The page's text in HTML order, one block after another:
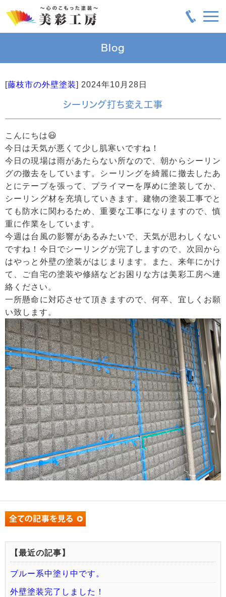
Blog
[藤枝市の外壁塗装] 2024年10月28日
シーリング打ち変え工事
こんにちは😃
今日は天気が悪くて少し肌寒いですね！
今日の現場は雨があたらない所なので、朝からシーリン
グの撤去をしています。シーリングを綺麗に撤去したあ
とにテープを張って、プライマーを厚めに塗装してか、
シーリング材を充填していきます。建物の塗装工事でと
ても防水に関わるため、重要な工事になりますので、慎
重に作業をしています。
今週は台風の影響があるみたいで、天気が思わしくない
ですね！今日でシーリングが完了しますので、次回から
はやっと外壁の塗装がはじまります。また、来年にかけ
て、ご自宅の塗装や修繕などお困りな方は美彩工房へ連
絡ください。
一所懸命に対応させて頂きますので、何卒、宜しくお願
い致します。
【最近の記事】
ブルー系中塗り中です。
外壁塗装完了しました！